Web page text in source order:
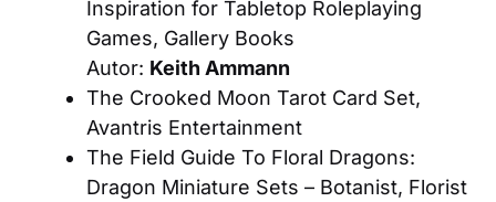
Inspiration for Tabletop Roleplaying
Games, Gallery Books
Autor: Keith Ammann
The Crooked Moon Tarot Card Set,
Avantris Entertainment
The Field Guide To Floral Dragons:
Dragon Miniature Sets – Botanist, Florist